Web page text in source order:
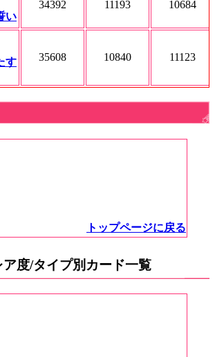
い
34392 11193 10684
す
35608 10840 11123
トップページに戻る
度/タイプ別カード一覧